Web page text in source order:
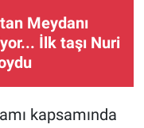
Meydanı
İlk taşı Nuri
kapsamında